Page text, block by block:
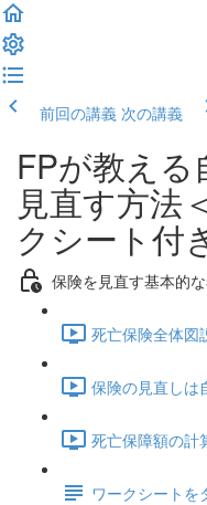
前回の講義 次の講義
FPが教える
見直す方法
クシート付
保険を見直す基本的
死亡保険全体図
保険の見直しは
死亡保障額の計
ワークシートを